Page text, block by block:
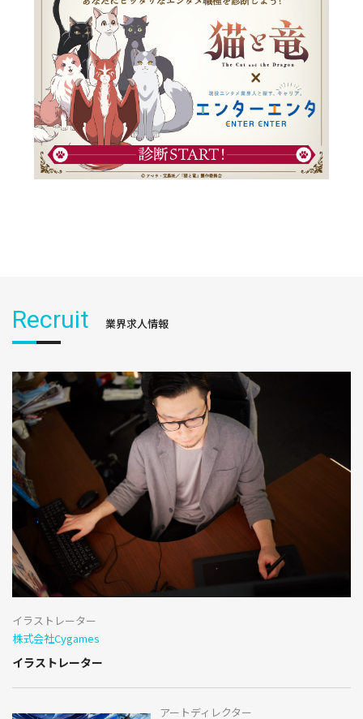
Recruit 業界求人情報
イラストレーター
株式会社Cygames
イラストレーター
アートディレクター